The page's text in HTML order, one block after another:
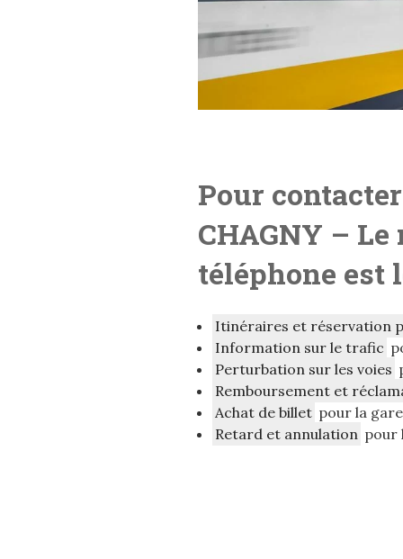
Pour
CHAGNY – Le
téléphone est
Itinéraires et réservation
Information sur le trafic
Perturbation sur les voies
Remboursement et
Achat de billet pour la
Retard et annulation pour